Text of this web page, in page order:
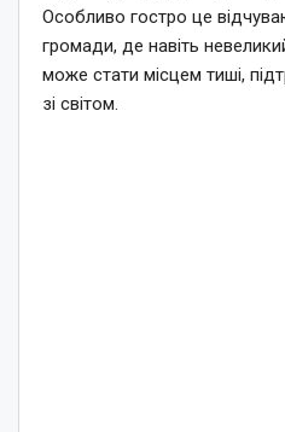
Особливо гостро це
громади, де навіть
може стати місцем тиші,
зі світом.